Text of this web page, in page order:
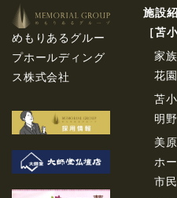
めもりあるグルー
プホールディング
ス株式会社
施設
［苫
家
花
苫
明
美
ホ
市